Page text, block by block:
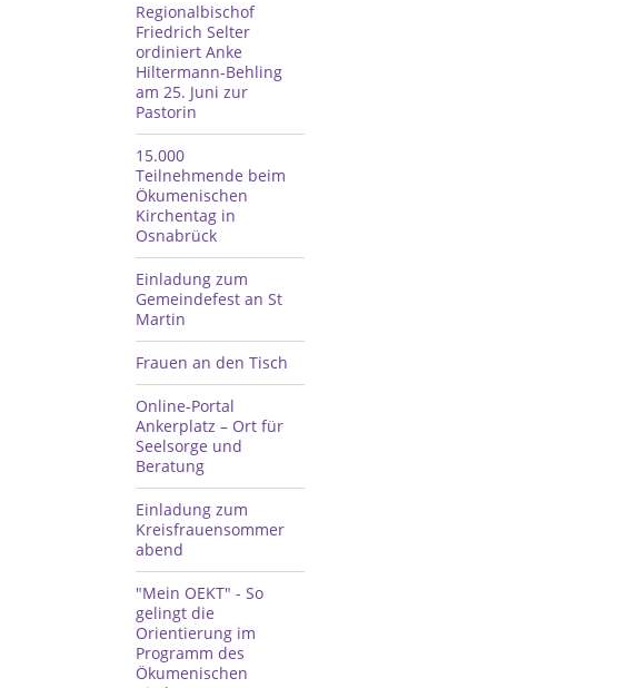
Regionalbischof
Friedrich Selter
ordiniert Anke
Hiltermann-Behling
am 25. Juni zur
Pastorin
15.000
Teilnehmende beim
Ökumenischen
Kirchentag in
Osnabrück
Einladung zum
Gemeindefest an St
Martin
Frauen an den Tisch
Online-Portal
Ankerplatz – Ort für
Seelsorge und
Beratung
Einladung zum
Kreisfrauensommer
abend
"Mein OEKT" - So
gelingt die
Orientierung im
Programm des
Ökumenischen